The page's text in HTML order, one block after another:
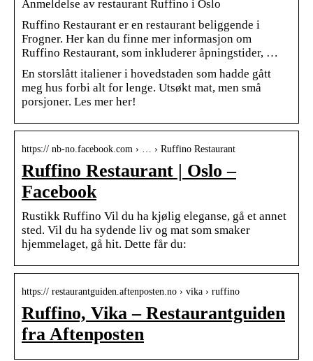
Anmeldelse av restaurant Ruffino i Oslo
Ruffino Restaurant er en restaurant beliggende i
Frogner. Her kan du finne mer informasjon om
Ruffino Restaurant, som inkluderer åpningstider, …
En storslått italiener i hovedstaden som hadde gått
meg hus forbi alt for lenge. Utsøkt mat, men små
porsjoner. Les mer her!
https:// nb-no.facebook.com › … › Ruffino Restaurant
Ruffino Restaurant | Oslo –
Facebook
Rustikk Ruffino Vil du ha kjølig eleganse, gå et annet
sted. Vil du ha sydende liv og mat som smaker
hjemmelaget, gå hit. Dette får du:
https:// restaurantguiden.aftenposten.no › vika › ruffino
Ruffino, Vika – Restaurantguiden
fra Aftenposten